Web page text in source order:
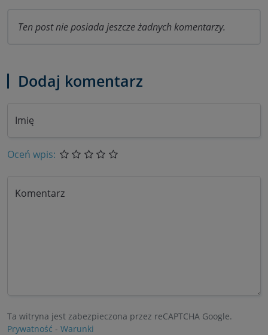
Ten post nie posiada jeszcze żadnych komentarzy.
Dodaj komentarz
Imię
Oceń wpis:
Komentarz
Ta witryna jest zabezpieczona przez reCAPTCHA Google.
Prywatność - Warunki